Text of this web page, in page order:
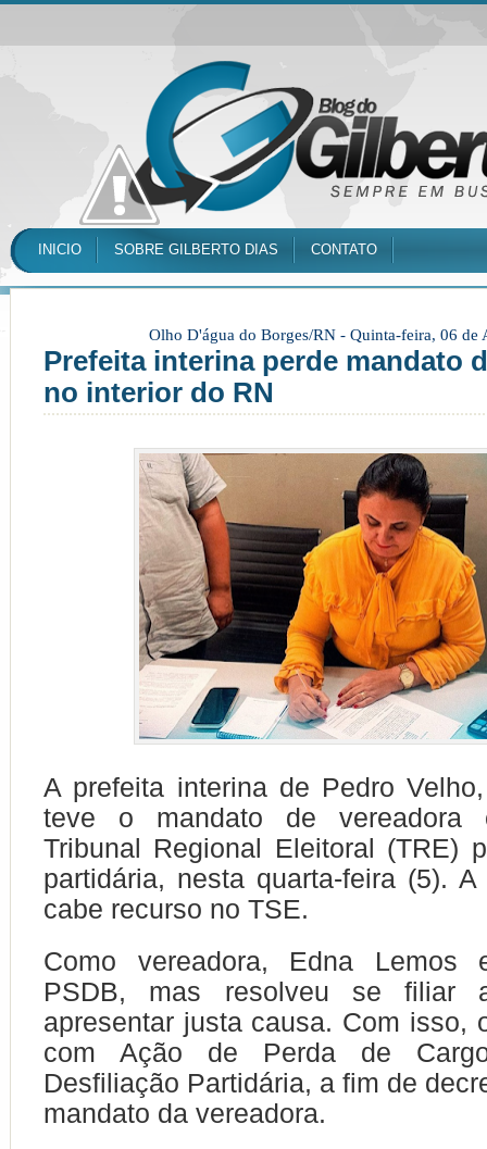
INICIO SOBRE GILBERTO DIAS CONTATO
Olho D'água do Borges/RN - Quinta-feira, 06 de
Prefeita interina perde mandato
no interior do RN
A prefeita interina de Pedro
teve o mandato de vereadora
Tribunal Regional Eleitoral (TRE)
partidária, nesta quarta-feira (5).
cabe recurso no TSE.
Como vereadora, Edna Lemos
PSDB, mas resolveu se filiar
apresentar justa causa. Com isso,
com Ação de Perda de
Desfiliação Partidária, a fim de
mandato da vereadora.